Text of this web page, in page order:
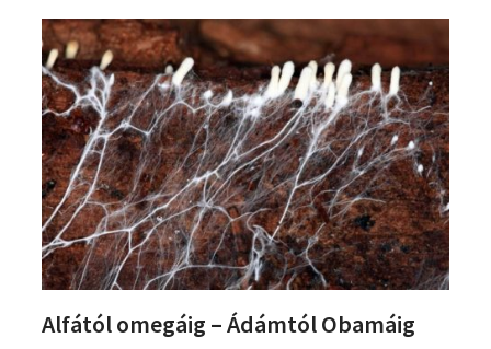
Alfától omegáig – Ádámtól Obamáig